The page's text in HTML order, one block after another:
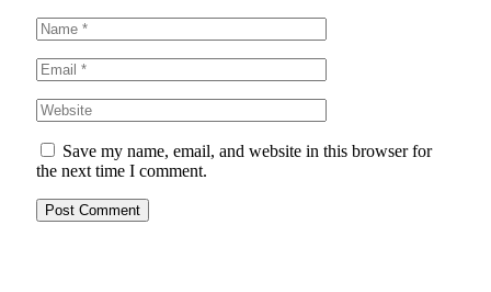
Save my name, email, and website in this browser for
the next time I comment.